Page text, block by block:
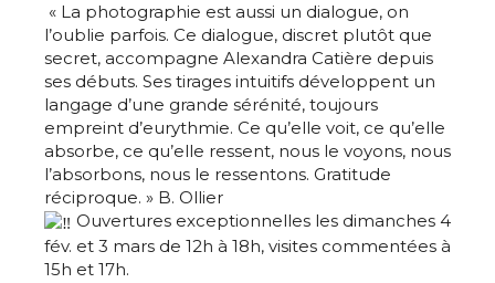
« La photographie est aussi un dialogue, on
l’oublie parfois. Ce dialogue, discret plutôt que
secret, accompagne Alexandra Catière depuis
ses débuts. Ses tirages intuitifs développent un
langage d’une grande sérénité, toujours
empreint d’eurythmie. Ce qu’elle voit, ce qu’elle
absorbe, ce qu’elle ressent, nous le voyons, nous
l’absorbons, nous le ressentons. Gratitude
réciproque. » B. Ollier
Ouvertures exceptionnelles les dimanches 4
fév. et 3 mars de 12h à 18h, visites commentées à
15h et 17h.